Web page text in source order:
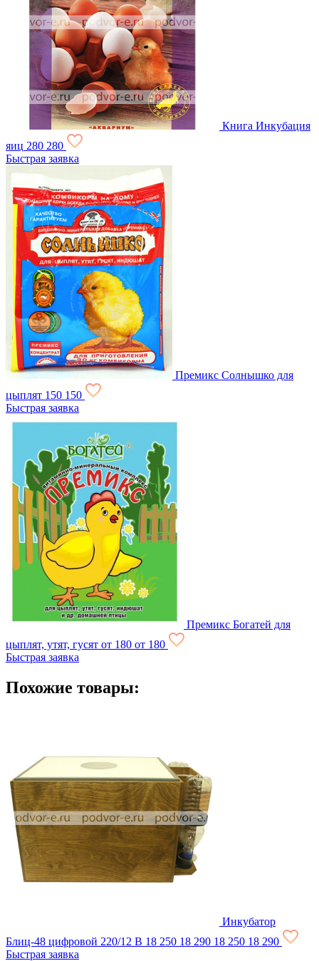
Книга Инкубация
яиц 280 280
Быстрая заявка
Премикс Солнышко для
цыплят 150 150
Быстрая заявка
Премикс Богатей для
цыплят, утят, гусят от 180 от 180
Быстрая заявка
Похожие товары:
Инкубатор
Блиц-48 цифровой 220/12 В 18 250 18 290 18 250 18 290
Быстрая заявка